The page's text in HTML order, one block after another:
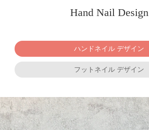
Hand Nail Design
ハンドネイル デザイン
フットネイル デザイン